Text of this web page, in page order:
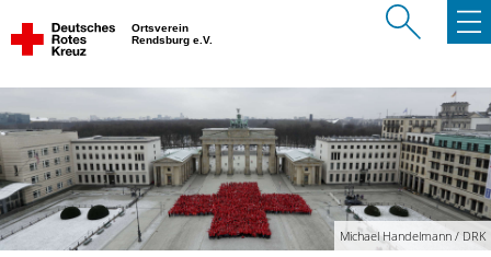
Ortsverein
Rendsburg e.V.
Michael Handelmann / DRK